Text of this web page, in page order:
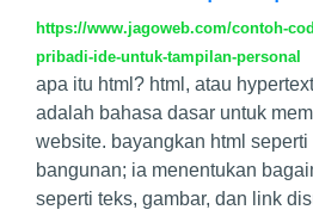
https://www.jagoweb.com/contoh-
pribadi-ide-untuk-tampilan-personal
apa itu html? html, atau
adalah bahasa dasar untuk
website. bayangkan html
bangunan; ia menentukan
seperti teks, gambar, dan link